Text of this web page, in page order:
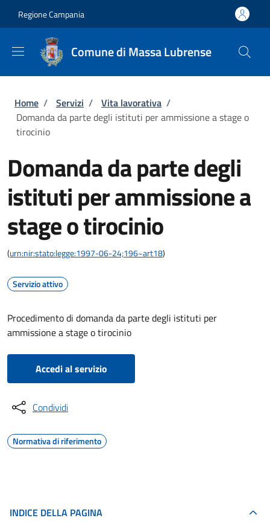
Regione Campania
Comune di Massa Lubrense
Briciole di pane
Home / Servizi / Vita lavorativa /
Domanda da parte degli istituti per ammissione a stage o
tirocinio
Domanda da parte degli
istituti per ammissione a
stage o tirocinio
(urn:nir:stato:legge:1997-06-24;196~art18)
Servizio attivo
Procedimento di domanda da parte degli istituti per
ammissione a stage o tirocinio
Accedi al servizio
Condividi
Normativa di riferimento
INDICE DELLA PAGINA